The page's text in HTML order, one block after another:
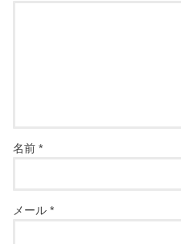
名前*
メール*